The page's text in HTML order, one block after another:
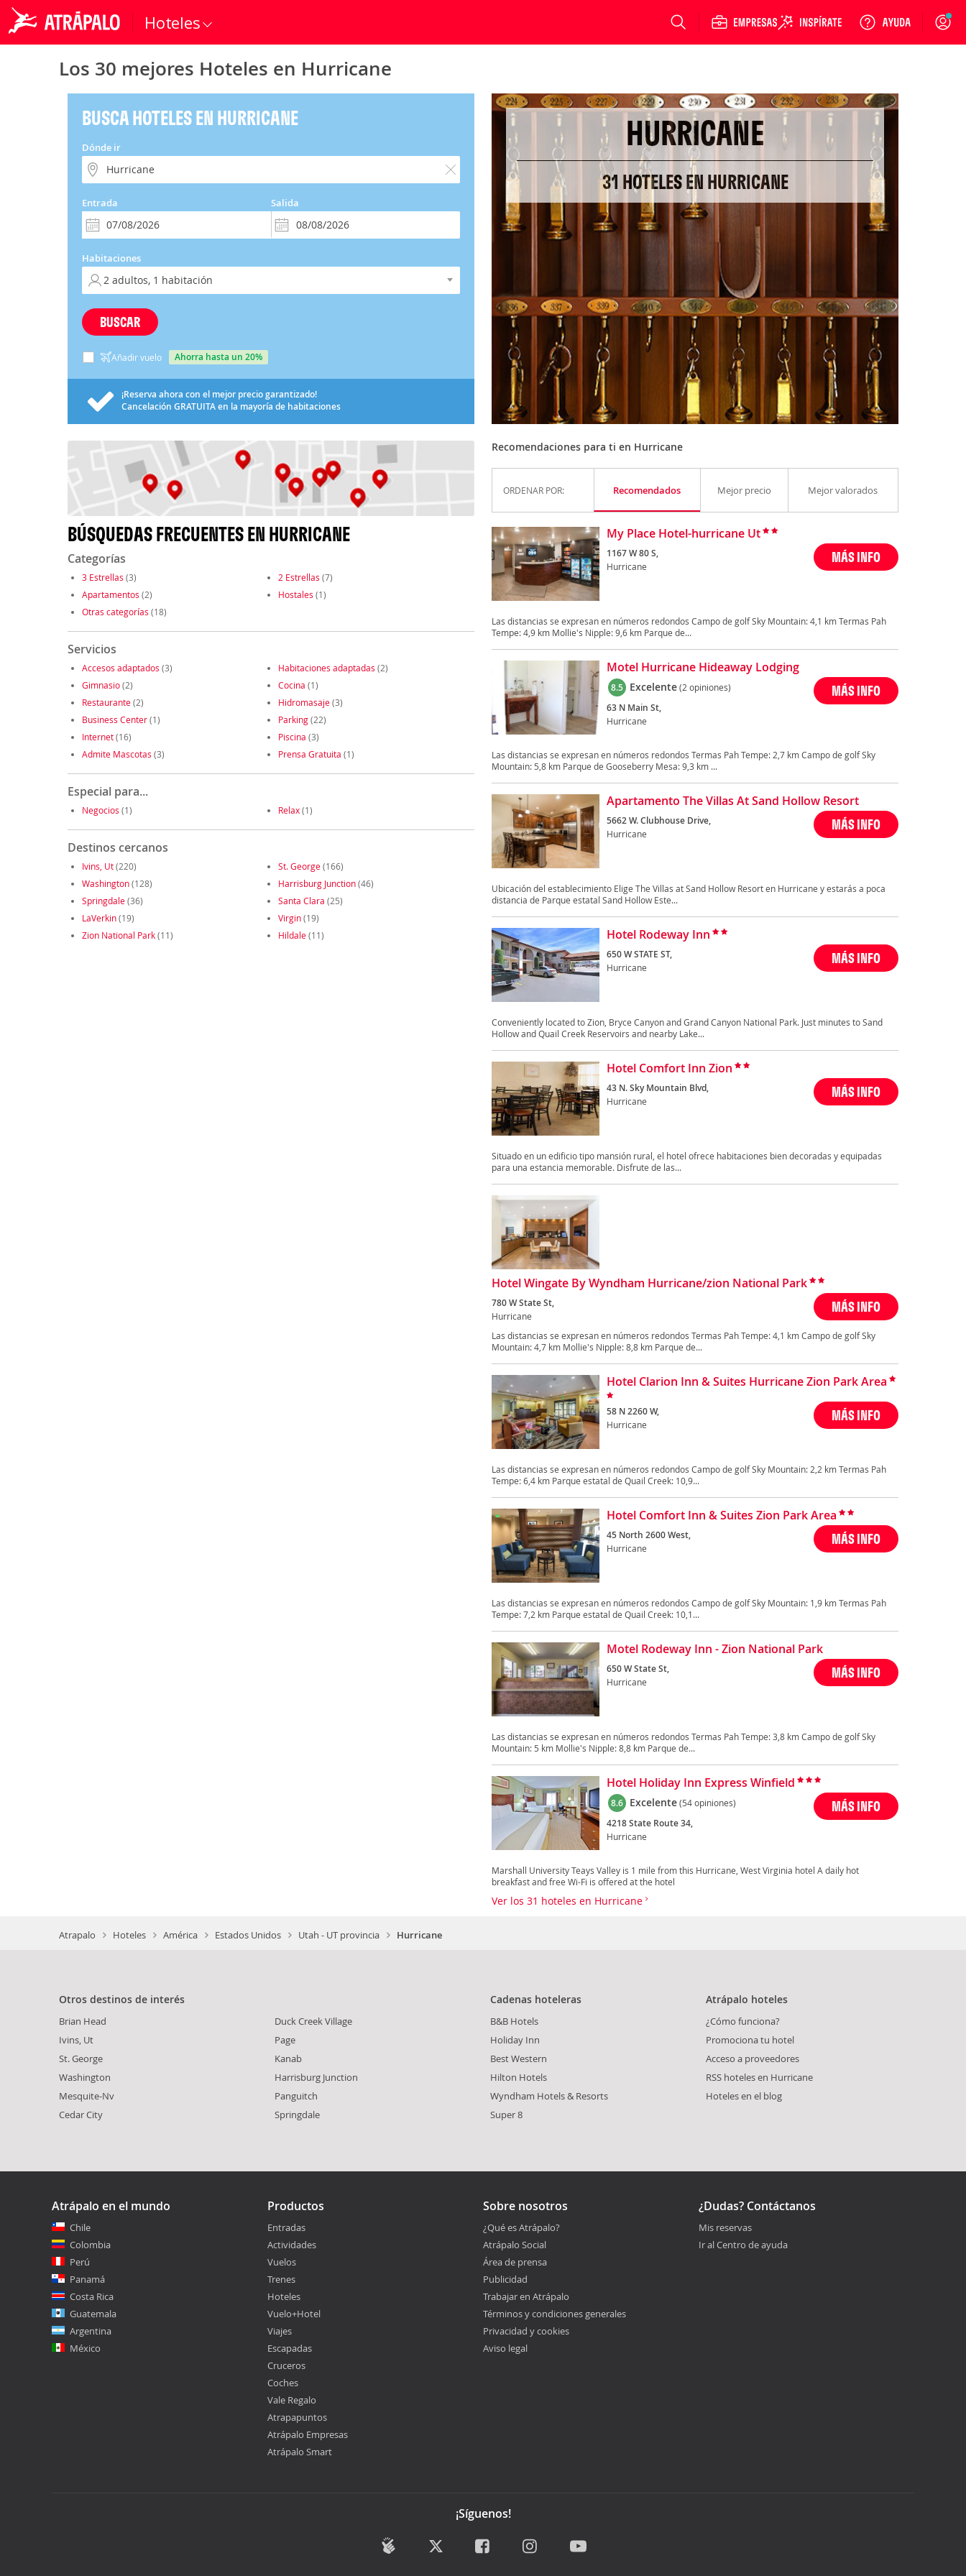
Hoteles Login
Los 30 mejores Hoteles en Hurricane
BUSCA HOTELES EN HURRICANE
Dónde ir
Entrada Salida
Habitaciones
BUSCAR
Añadir vuelo ahorra hasta un 20%
¡Reserva ahora con el mejor precio garantizado!
Cancelación GRATUITAen la mayoría de habitaciones
BÚSQUEDAS FRECUENTES EN HURRICANE
Categorías
3 Estrellas (3) 2 Estrellas (7)
Apartamentos (2) Hostales (1)
Otras categorías (18)
Servicios
Accesos adaptados (3) Habitaciones adaptadas (2)
Gimnasio(2) Cocina (1)
Restaurante(2) Hidromasaje(3)
Business Center(1) Parking(22)
Internet(16) Piscina (3)
Admite Mascotas (3) Prensa Gratuita (1)
Especial para...
Negocios (1) Relax(1)
Destinos cercanos
Ivins, Ut(220) St. George(166)
Washington(128) Harrisburg Junction(46)
Springdale(36) Santa Clara (25)
LaVerkin(19) Virgin(19)
Zion National Park(11) Hildale(11)
HURRICANE
31 HOTELES EN HURRICANE
Recomendaciones para ti en Hurricane
ORDENAR POR: Recomendados Mejor precio Mejor valorados
My Place Hotel-hurricane Ut
1167 W 80 S,
Hurricane
MÁS INFO
Las distancias se expresan en números redondos Campo de golf Sky Mountain: 4,1 km Termas Pah
Tempe: 4,9 km Mollie's Nipple: 9,6 km Parque de...
Motel Hurricane Hideaway Lodging
8.5 Excelente(2 opiniones)
63 N Main St,
Hurricane
MÁS INFO
Las distancias se expresan en números redondos Termas Pah Tempe: 2,7 km Campo de golf Sky
Mountain: 5,8 km Parque de Gooseberry Mesa: 9,3 km ...
Apartamento The Villas At Sand Hollow Resort
5662 W. Clubhouse Drive,
Hurricane
MÁS INFO
Ubicación del establecimiento Elige The Villas at Sand Hollow Resort en Hurricane y estarás a poca
distancia de Parque estatal Sand Hollow Este...
Hotel Rodeway Inn
650 W STATE ST,
Hurricane
MÁS INFO
Conveniently located to Zion, Bryce Canyon and Grand Canyon National Park. Just minutes to Sand
Hollow and Quail Creek Reservoirs and nearby Lake...
Hotel Comfort Inn Zion
43 N. Sky Mountain Blvd,
Hurricane
MÁS INFO
Situado en un edificio tipo mansión rural, el hotel ofrece habitaciones bien decoradas y equipadas
para una estancia memorable. Disfrute de las...
Hotel Wingate By Wyndham Hurricane/zion National Park
780 W State St,
Hurricane
MÁS INFO
Las distancias se expresan en números redondos Termas Pah Tempe: 4,1 km Campo de golf Sky
Mountain: 4,7 km Mollie's Nipple: 8,8 km Parque de...
Hotel Clarion Inn & Suites Hurricane Zion Park Area
58 N 2260 W,
Hurricane
MÁS INFO
Las distancias se expresan en números redondos Campo de golf Sky Mountain: 2,2 km Termas Pah
Tempe: 6,4 km Parque estatal de Quail Creek: 10,9...
Hotel Comfort Inn & Suites Zion Park Area
45 North 2600 West,
Hurricane
MÁS INFO
Las distancias se expresan en números redondos Campo de golf Sky Mountain: 1,9 km Termas Pah
Tempe: 7,2 km Parque estatal de Quail Creek: 10,1...
Motel Rodeway Inn - Zion National Park
650 W State St,
Hurricane
MÁS INFO
Las distancias se expresan en números redondos Termas Pah Tempe: 3,8 km Campo de golf Sky
Mountain: 5 km Mollie's Nipple: 8,8 km Parque de...
Hotel Holiday Inn Express Winfield
8.6 Excelente(54 opiniones)
4218 State Route 34,
Hurricane
MÁS INFO
Marshall University Teays Valley is 1 mile from this Hurricane, West Virginia hotel A daily hot
breakfast and free Wi-Fi is offered at the hotel
Ver los 31 hoteles en Hurricane
Atrapalo Hoteles América Estados Unidos Utah - UT provincia Hurricane
Otros destinos de interés
Brian Head
Ivins, Ut
St. George
Washington
Mesquite-Nv
Cedar City
Duck Creek Village
Page
Kanab
Harrisburg Junction
Panguitch
Springdale
Cadenas hoteleras
B&B Hotels
Holiday Inn
Best Western
Hilton Hotels
Wyndham Hotels & Resorts
Super 8
Atrápalo hoteles
¿Cómo funciona?
Promociona tu hotel
Acceso a proveedores
RSS hoteles en Hurricane
Hoteles en el blog
Atrápalo en el mundo
Chile
Colombia
Perú
Panamá
Costa Rica
Guatemala
Argentina
México
Productos
Entradas
Actividades
Vuelos
Trenes
Hoteles
Vuelo+Hotel
Viajes
Escapadas
Cruceros
Coches
Vale Regalo
Atrapapuntos
Atrápalo Empresas
Atrápalo Smart
Sobre nosotros
¿Qué es Atrápalo?
Atrápalo Social
Área de prensa
Publicidad
Trabajar en Atrápalo
Términos y condiciones generales
Privacidad y cookies
Aviso legal
¿Dudas? Contáctanos
Mis reservas
Ir al Centro de ayuda
¡Síguenos!